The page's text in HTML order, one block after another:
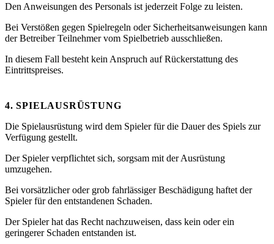
Den Anweisungen des Personals ist jederzeit Folge zu leisten.
Bei Verstößen gegen Spielregeln oder Sicherheitsanweisungen kann
der Betreiber Teilnehmer vom Spielbetrieb ausschließen.
In diesem Fall besteht kein Anspruch auf Rückerstattung des
Eintrittspreises.
4. SPIELAUSRÜSTUNG
Die Spielausrüstung wird dem Spieler für die Dauer des Spiels zur
Verfügung gestellt.
Der Spieler verpflichtet sich, sorgsam mit der Ausrüstung
umzugehen.
Bei vorsätzlicher oder grob fahrlässiger Beschädigung haftet der
Spieler für den entstandenen Schaden.
Der Spieler hat das Recht nachzuweisen, dass kein oder ein
geringerer Schaden entstanden ist.